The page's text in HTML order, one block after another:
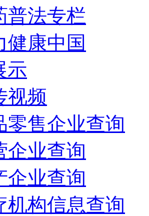
普法专栏
健康中国
示
视频
零售企业查询
企业查询
企业查询
机构信息查询